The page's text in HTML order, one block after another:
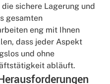
sichere Lagerung und
gesamten
eng mit Ihnen
dass jeder Aspekt
und ohne
abläuft.